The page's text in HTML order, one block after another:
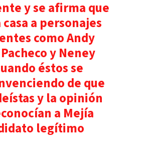
y se afirma que
a personajes
como Andy
y Neney
éstos se
de que
y la opinión
a Mejía
legítimo